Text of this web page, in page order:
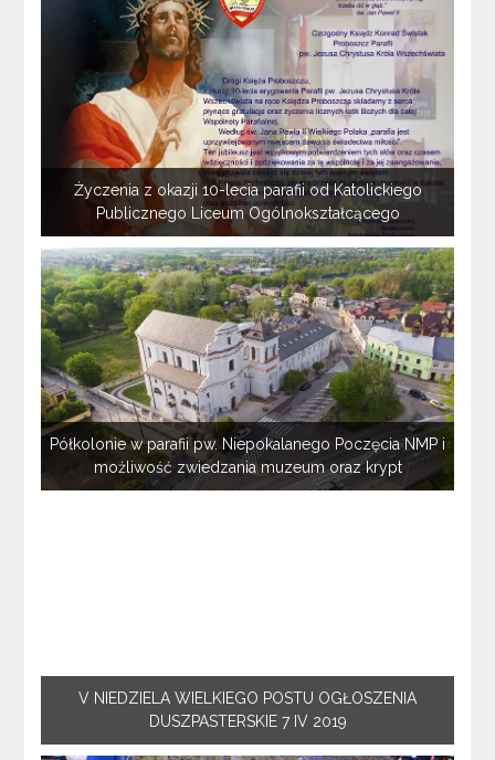
Życzenia z okazji 10-lecia parafii od Katolickiego
Publicznego Liceum Ogólnokształcącego
Półkolonie w parafii pw. Niepokalanego Poczęcia NMP i
możliwość zwiedzania muzeum oraz krypt
V NIEDZIELA WIELKIEGO POSTU OGŁOSZENIA
DUSZPASTERSKIE 7 IV 2019